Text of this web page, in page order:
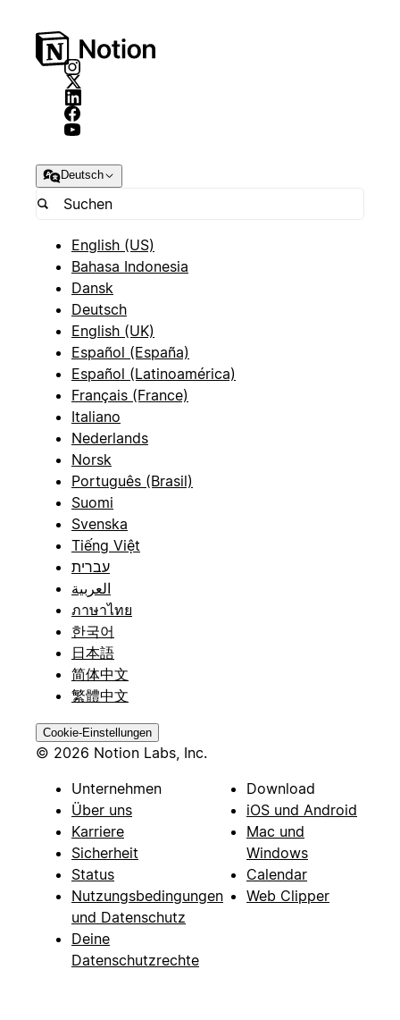
Deutsch
English (US)
Bahasa Indonesia
Dansk
Deutsch
English (UK)
Español (España)
Español (Latinoamérica)
Français (France)
Italiano
Nederlands
Norsk
Português (Brasil)
Suomi
Svenska
Tiếng Việt
עברית
العربية
ภาษาไทย
한국어
日本語
简体中文
繁體中文
Cookie-Einstellungen
© 2026 Notion Labs, Inc.
Unternehmen
Über uns
Karriere
Sicherheit
Status
Nutzungsbedingungen
und Datenschutz
Deine
Datenschutzrechte
Download
iOS und Android
Mac und
Windows
Calendar
Web Clipper